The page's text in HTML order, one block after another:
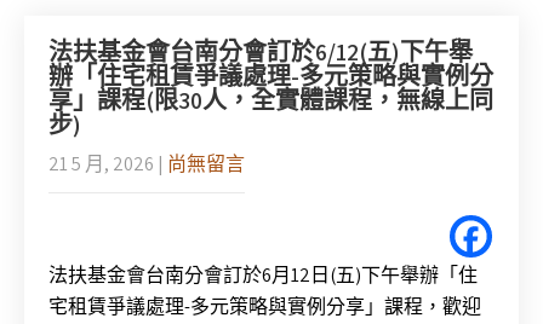
法扶基金會台南分會訂於6/12(五)下午舉
辦「住宅租賃爭議處理-多元策略與實例分
享」課程(限30人，全實體課程，無線上同
步)
21 5 月, 2026 | 尚無留言
法扶基金會台南分會訂於6月12日(五)下午舉辦「住
宅租賃爭議處理-多元策略與實例分享」課程，歡迎